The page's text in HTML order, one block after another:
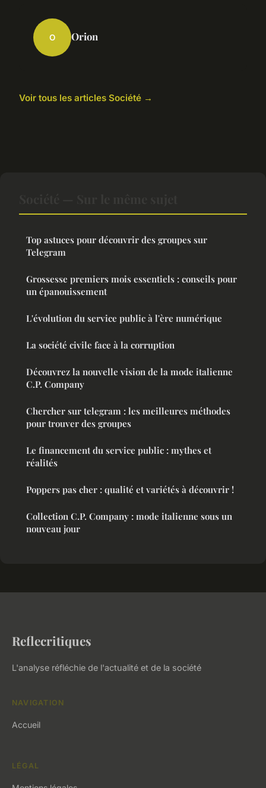
O Orion
Voir tous les articles Société →
Top astuces pour découvrir des groupes sur
Telegram
Grossesse premiers mois essentiels : conseils pour
un épanouissement
L'évolution du service public à l'ère numérique
La société civile face à la corruption
Découvrez la nouvelle vision de la mode italienne
C.P. Company
Chercher sur telegram : les meilleures méthodes
pour trouver des groupes
Le financement du service public : mythes et
réalités
Poppers pas cher : qualité et variétés à découvrir !
Collection C.P. Company : mode italienne sous un
nouveau jour
Reflecritiques
L'analyse réfléchie de l'actualité et de la société
NAVIGATION
Accueil
LÉGAL